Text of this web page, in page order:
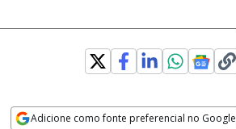
Adicione como fonte preferencial no Google